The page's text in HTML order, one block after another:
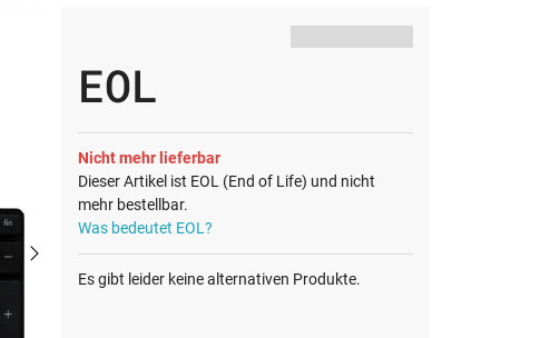
EOL
Nicht mehr lieferbar
Dieser Artikel ist EOL (End of Life) und nicht
mehr bestellbar.
Was bedeutet EOL?
Es gibt leider keine alternativen Produkte.